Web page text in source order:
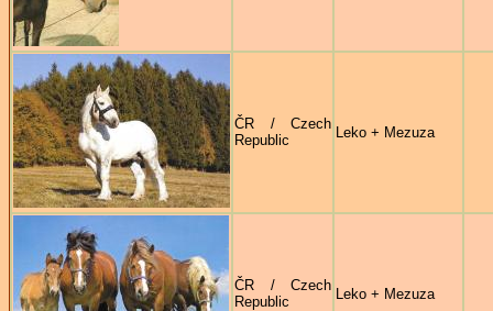
ČR / Czech
Republic
Leko + Mezuza
ČR / Czech
Republic
Leko + Mezuza